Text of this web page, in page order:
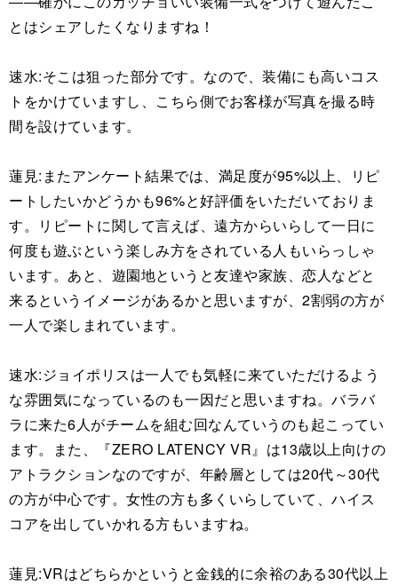
とはシェアしたくなりますね！
速水:そこは狙った部分です。なので、装備にも高いコス
トをかけていますし、こちら側でお客様が写真を撮る時
間を設けています。
蓮見:またアンケート結果では、満足度が95%以上、リピ
ートしたいかどうかも96%と好評価をいただいておりま
す。リピートに関して言えば、遠方からいらして一日に
何度も遊ぶという楽しみ方をされている人もいらっしゃ
います。あと、遊園地というと友達や家族、恋人などと
来るというイメージがあるかと思いますが、2割弱の方が
一人で楽しまれています。
速水:ジョイポリスは一人でも気軽に来ていただけるよう
な雰囲気になっているのも一因だと思いますね。バラバ
ラに来た6人がチームを組む回なんていうのも起こってい
ます。また、『ZERO LATENCY VR』は13歳以上向けの
アトラクションなのですが、年齢層としては20代～30代
の方が中心です。女性の方も多くいらしていて、ハイス
コアを出していかれる方もいますね。
蓮見:VRはどちらかというと金銭的に余裕のある30代以上